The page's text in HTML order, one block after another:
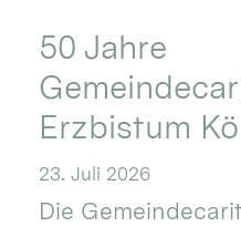
50 Jahre
Erzbistum
23. Juli 2026
Die